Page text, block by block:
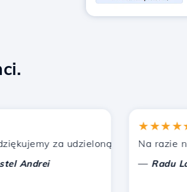
was innym znajomym.
za udzieloną pomoc!
★★★★★
Na razie nie
Radu